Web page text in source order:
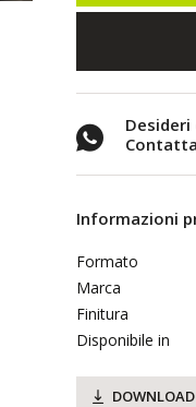
Informazioni
Formato
Marca
Finitura
Disponibile in